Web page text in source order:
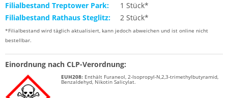
Filialbestand Treptower Park:
1 Stück*
Filialbestand Rathaus Steglitz:
2 Stück*
*Filialbestand wird täglich aktualisiert, kann jedoch abweichen und ist online nicht
bestellbar.
Einordnung nach CLP-Verordnung:
EUH208: Enthält Furaneol, 2-Isopropyl-N,2,3-trimethylbutyramid,
Benzaldehyd, Nikotin Salicylat.